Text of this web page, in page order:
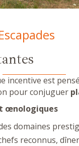
incentive est
pour conjuguer
œnologiques
domaines
reconnus,